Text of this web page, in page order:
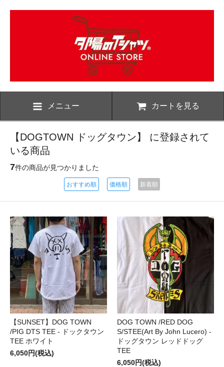
メニュー カートを見る
【DOGTOWN ドッグタウン】 に登録されて
いる商品
7件の商品が見つかりました
おすすめ順 価格順 新着順
【SUNSET】DOG TOWN
/PIG DTS TEE - ドックタウン
TEE ホワイト
6,050円(税込)
DOG TOWN /RED DOG
S/STEE(Art By John Lucero) -
ドッグタウン レッドドッグ
TEE
6,050円(税込)